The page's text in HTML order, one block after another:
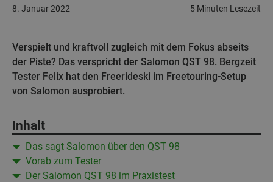
5 Minuten Lesezeit
8. Januar 2022
Verspielt und kraftvoll zugleich mit dem Fokus abseits
der Piste? Das verspricht der Salomon QST 98. Bergzeit
Tester Felix hat den Freerideski im Freetouring-Setup
von Salomon ausprobiert.
Inhalt
Das sagt Salomon über den QST 98
Vorab zum Tester
Der Salomon QST 98 im Praxistest